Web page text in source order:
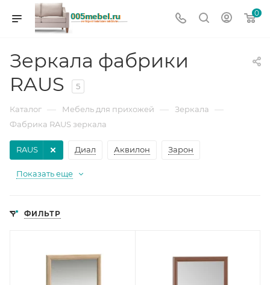
0
Зеркала фабрики
RAUS
5
Каталог — Мебель для прихожей — Зеркала —
Фабрика RAUS зеркала
Диал Аквилон Зарон
RAUS
Показать еще
ФИЛЬТР